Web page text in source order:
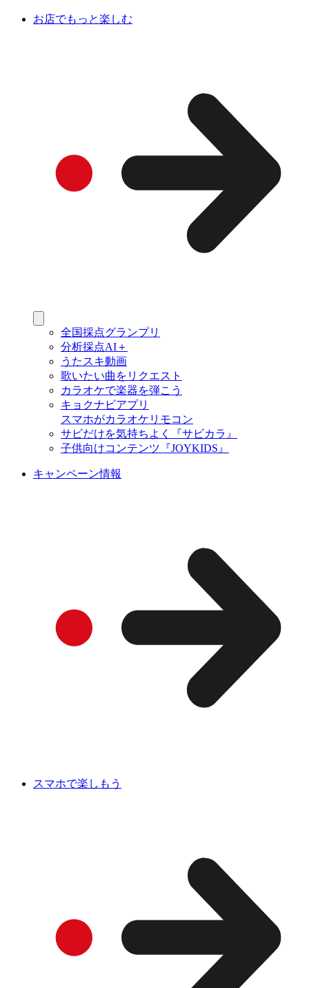
お店でもっと楽しむ
全国採点グランプリ
分析採点AI＋
うたスキ動画
歌いたい曲をリクエスト
カラオケで楽器を弾こう
キョクナビアプリ
スマホがカラオケリモコン
サビだけを気持ちよく『サビカラ』
子供向けコンテンツ『JOYKIDS』
キャンペーン情報
スマホで楽しもう